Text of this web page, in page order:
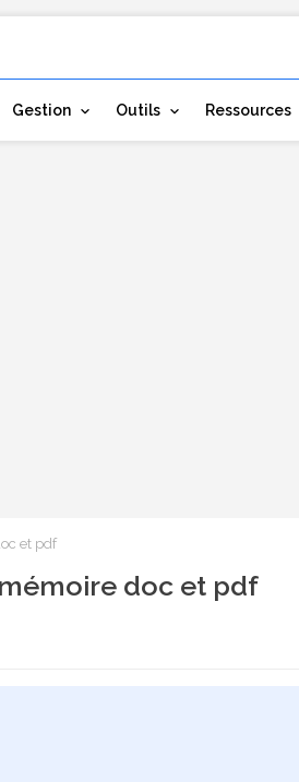
Gestion Outils Ressources
et pdf
doc et pdf